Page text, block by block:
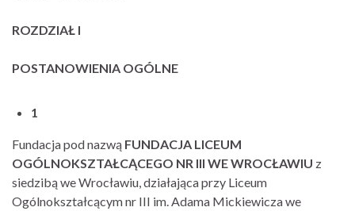
ROZDZIAŁ I
POSTANOWIENIA OGÓLNE
1
Fundacja pod nazwą FUNDACJA LICEUM
OGÓLNOKSZTAŁCĄCEGO NR III WE WROCŁAWIU z
siedzibą we Wrocławiu, działająca przy Liceum
Ogólnokształcącym nr III im. Adama Mickiewicza we